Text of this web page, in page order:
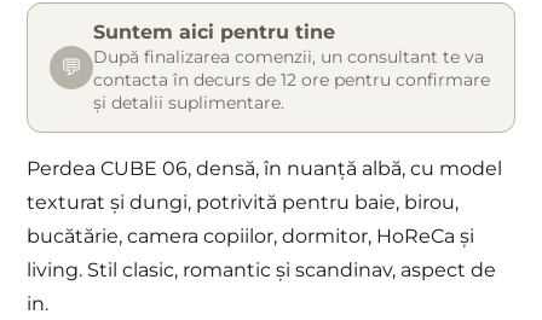
💬
Suntem aici pentru tine
După finalizarea comenzii, un consultant te va
contacta în decurs de 12 ore pentru confirmare
și detalii suplimentare.
Perdea CUBE 06, densă, în nuanță albă, cu model
texturat și dungi, potrivită pentru baie, birou,
bucătărie, camera copiilor, dormitor, HoReCa și
living. Stil clasic, romantic și scandinav, aspect de
in.